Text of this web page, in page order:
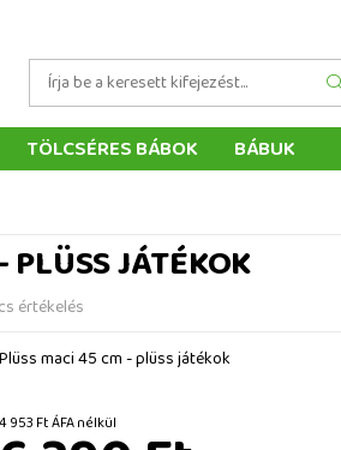
TÖLCSÉRES BÁBOK
BÁBUK
JÁTÉKOK
értékelés
Plüss maci 45 cm - plüss játékok
4 953 Ft ÁFA nélkül